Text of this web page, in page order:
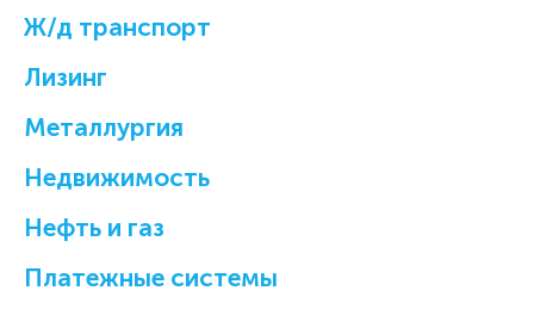
Ж/д транспорт
Лизинг
Металлургия
Недвижимость
Нефть и газ
Платежные системы